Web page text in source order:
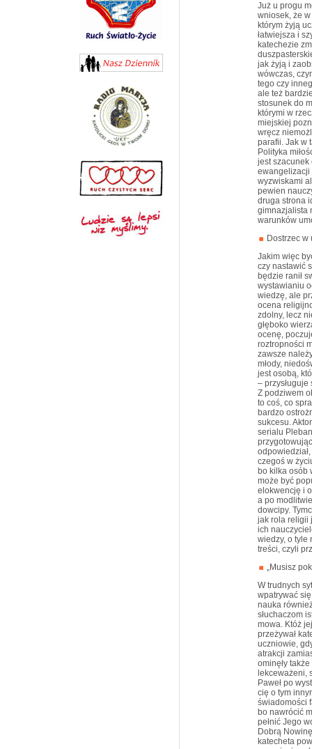
Już u progu
wniosek, że
którym żyją
łatwiejsza i
katechezie
jak żyją i
wówczas,
tego czy
ale też
stosunek do
którymi w
miejskiej
wręcz
parafii. Jak w
Polityka
jest szacunek
ewangelizacji
wyzwiskami
pewien
druga strona
gimnazjalista
warunków
Dostrzec w
Jakim więc
czy nastawić
będzie ranił
wystawianiu
wiedzę, ale
ocena
zdolny, lecz
głęboko
ocenę,
roztropności
zawsze
młody,
jest osobą,
– przysługuje
Z podziwem
to coś, co
bardzo
sukcesu.
serialu
czegoś w
bo kilka osób
może być
elokwencję i
a po
dowcipy.
jak rola religii
ich
wiedzy, o tyle
treści, czyli
„Musisz
W trudnych
wpatrywać
nauka
słuchaczom
mowa. Któż
przeżywał
uczniowie,
atrakcji
ominęły
lekceważeni,
Paweł po
cię o tym
świadomości
bo nawrócić
pełnić Jego
Dobrą
katecheta